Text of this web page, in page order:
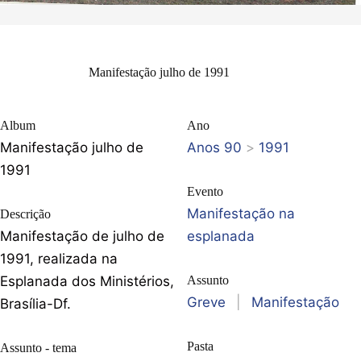
Manifestação julho de 1991
Album
Manifestação julho de
1991
Descrição
Manifestação de julho de
1991, realizada na
Esplanada dos Ministérios,
Brasília-Df.
Assunto - tema
Ano
Anos 90 > 1991
Evento
Manifestação na
esplanada
Assunto
Greve Manifestação
Pasta